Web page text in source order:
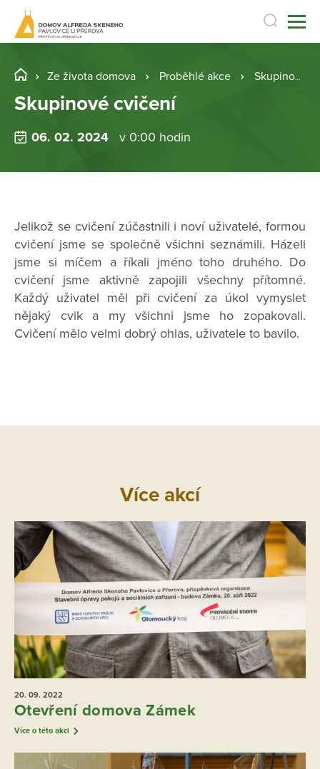
Ze života domova Proběhlé akce Skupinové cvičení
Skupinové cvičení
06. 02. 2024 v 0:00 hodin
Jelikož se cvičení zúčastnili i noví uživatelé, formou
cvičení jsme se společně všichni seznámili. Házeli
jsme si míčem a říkali jméno toho druhého. Do
cvičení jsme aktivně zapojili všechny přítomné.
Každý uživatel měl při cvičení za úkol vymyslet
nějaký cvik a my všichni jsme ho zopakovali.
Cvičení mělo velmi dobrý ohlas, uživatele to bavilo.
Více akcí
20. 09. 2022
Otevření domova Zámek
Více o této akci